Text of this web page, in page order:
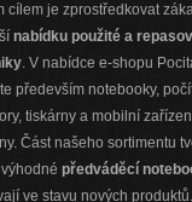
cílem je zprostředkovat
nabídku použité a
. V nabídce e-shopu
především notebooky,
tiskárny a mobilní
Část našeho sortimentu
výhodnépředváděcí
ve stavu nových